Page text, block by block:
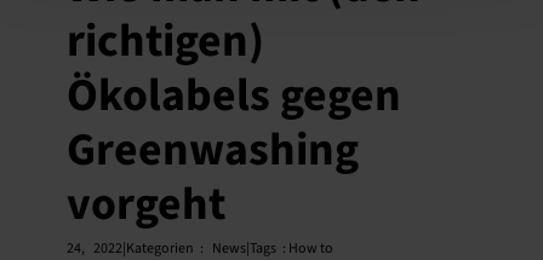
richtigen)
Ökolabels gegen
Greenwashing
vorgeht
24, 2022|Kategorien : News|Tags : How to